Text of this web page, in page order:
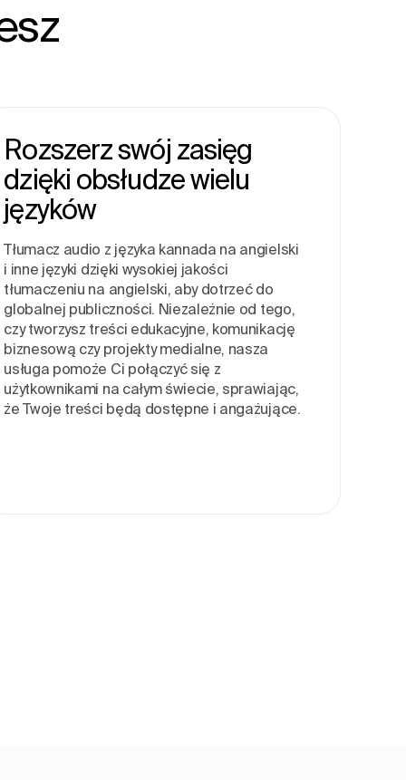
Rozszerz swój zasięg
dzięki obsłudze wielu
języków
Tłumacz audio z języka kannada na angielski
i inne języki dzięki wysokiej jakości
tłumaczeniu na angielski, aby dotrzeć do
globalnej publiczności. Niezależnie od tego,
czy tworzysz treści edukacyjne, komunikację
biznesową czy projekty medialne, nasza
usługa pomoże Ci połączyć się z
użytkownikami na całym świecie, sprawiając,
że Twoje treści będą dostępne i angażujące.